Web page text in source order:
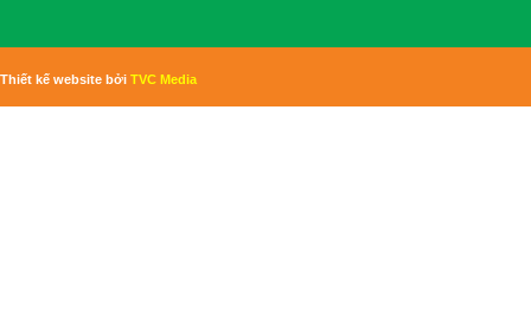
Thiết kế website bởi TVC Media